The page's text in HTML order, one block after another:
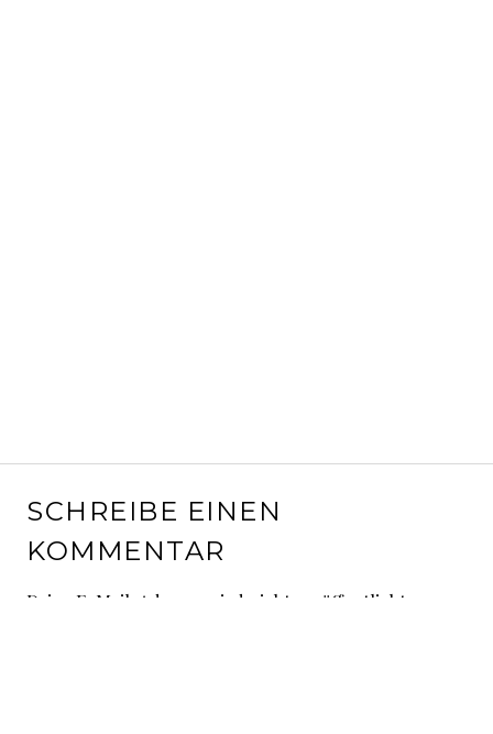
SCHREIBE EINEN
KOMMENTAR
Deine E-Mail-Adresse wird nicht veröffentlicht.